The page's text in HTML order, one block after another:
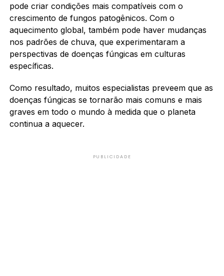
pode criar condições mais compatíveis com o
crescimento de fungos patogênicos. Com o
aquecimento global, também pode haver mudanças
nos padrões de chuva, que experimentaram a
perspectivas de doenças fúngicas em culturas
específicas.
Como resultado, muitos especialistas preveem que as
doenças fúngicas se tornarão mais comuns e mais
graves em todo o mundo à medida que o planeta
continua a aquecer.
PUBLICIDADE